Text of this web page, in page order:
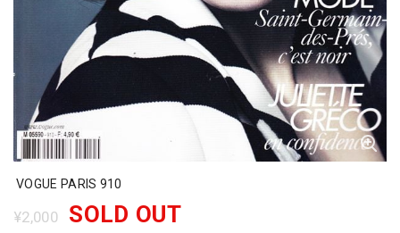
VOGUE PARIS 910
¥2,000 SOLD OUT